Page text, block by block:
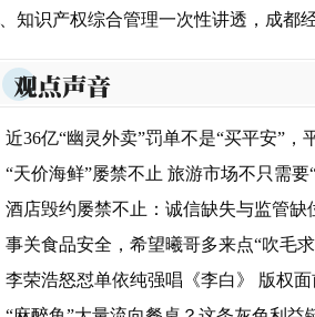
综合管理一次性讲透，成都经开区开讲“知产必修课
观点声音
近36亿“幽灵外卖”罚单不是“买平安”，平台责任
“天价海鲜”屡禁不止 旅游市场不只需要“连
酒店毁约屡禁不止：诚信缺失与监管缺位需
事关食品安全，希望曦哥多来点“吹毛
李荣浩怒怼单依纯强唱《李白》 版权面前流量